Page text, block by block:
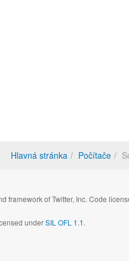
Hlavná stránka Počítače
framework of Twitter, Inc. Code
underSIL OFL 1.1.